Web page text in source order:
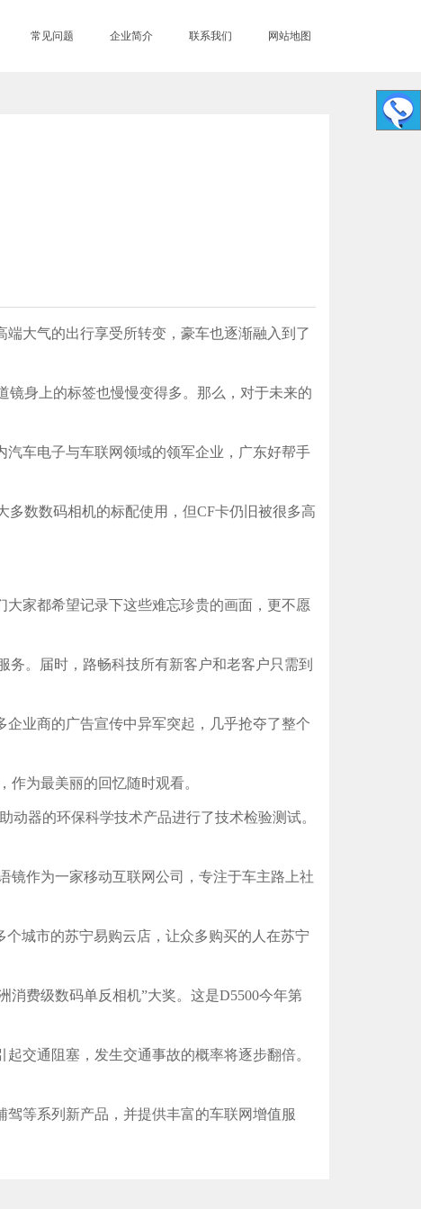
常见问题 企业简介 联系我们 网站地图
大气的出行享受所转变，豪车也逐渐融入到了
身上的标签也慢慢变得多。那么，对于未来的
车电子与车联网领域的领军企业，广东好帮手
数数码相机的标配使用，但CF卡仍旧被很多高
家都希望记录下这些难忘珍贵的画面，更不愿
。届时，路畅科技所有新客户和老客户只需到
业商的广告宣传中异军突起，几乎抢夺了整个
为最美丽的回忆随时观看。
器的环保科学技术产品进行了技术检验测试。
作为一家移动互联网公司，专注于车主路上社
城市的苏宁易购云店，让众多购买的人在苏宁
费级数码单反相机”大奖。这是D5500今年第
交通阻塞，发生交通事故的概率将逐步翻倍。
等系列新产品，并提供丰富的车联网增值服